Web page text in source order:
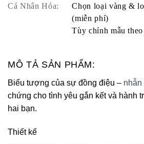
Cá Nhân Hóa:
Chọn loại vàng &
(miễn phí)
Tùy chỉnh mẫu
MÔ TẢ SẢN PHẨM:
Biểu tượng của sự đồng điệu – nhẫn
chứng cho tình yêu gắn kết và hành
hai bạn.
Thiết kế